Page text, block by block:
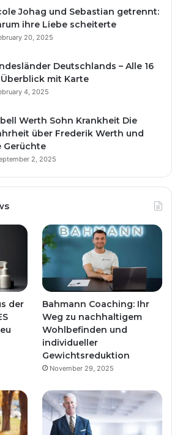
Johag und Sebastian getrennt:
ihre Liebe scheiterte
20, 2025
Deutschlands – Alle 16
mit Karte
4, 2025
Werth Sohn Krankheit Die
über Frederik Werth und
Gerüchte
2, 2025
der
Bahmann Coaching: Ihr
Weg zu nachhaltigem
Wohlbefinden und
individueller
Gewichtsreduktion
November 29, 2025